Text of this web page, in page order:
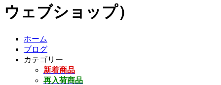
ウェブショップ）
ホーム
ブログ
カテゴリー
新着商品
再入荷商品